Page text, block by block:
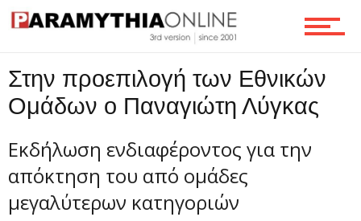
Ροή
Επικοινωνία
Στην προεπιλογή των Εθνικών
Ομάδων ο Παναγιώτη Λύγκας
Εκδήλωση ενδιαφέροντος για την
απόκτηση του από ομάδες
μεγαλύτερων κατηγοριών